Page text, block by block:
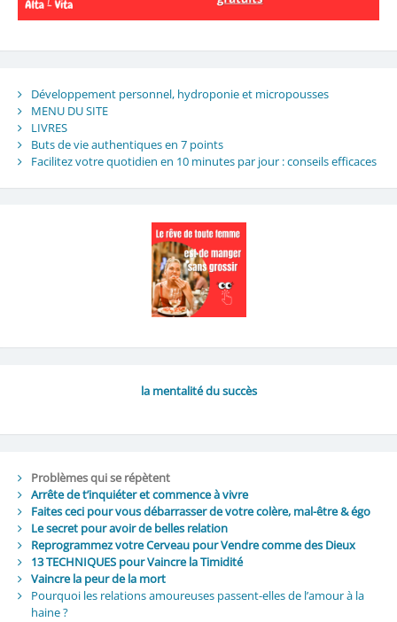
Développement personnel, hydroponie et micropousses
MENU DU SITE
LIVRES
Buts de vie authentiques en 7 points
Facilitez votre quotidien en 10 minutes par jour : conseils efficaces
la mentalité du succès
Problèmes qui se répètent
Arrête de t’inquiéter et commence à vivre
Faites ceci pour vous débarrasser de votre colère, mal-être & égo
Le secret pour avoir de belles relation
Reprogrammez votre Cerveau pour Vendre comme des Dieux
13 TECHNIQUES pour Vaincre la Timidité
Vaincre la peur de la mort
Pourquoi les relations amoureuses passent-elles de l’amour à la
haine ?